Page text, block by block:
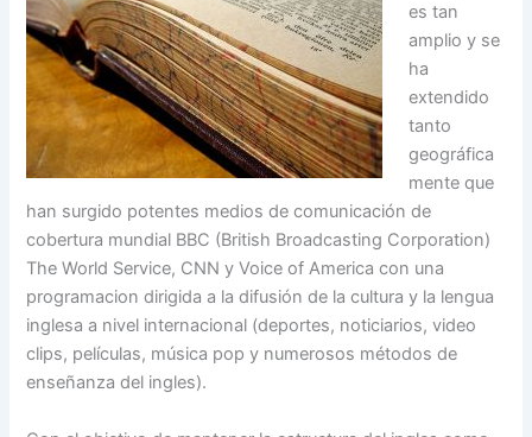
es tan
amplio y se
ha
extendido
tanto
geográfica
mente que
han surgido potentes medios de comunicación de
cobertura mundial BBC (British Broadcasting Corporation)
The World Service, CNN y Voice of America con una
programacion dirigida a la difusión de la cultura y la lengua
inglesa a nivel internacional (deportes, noticiarios, video
clips, películas, música pop y numerosos métodos de
enseñanza del ingles).